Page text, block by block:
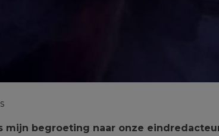
mijn begroeting naar onze